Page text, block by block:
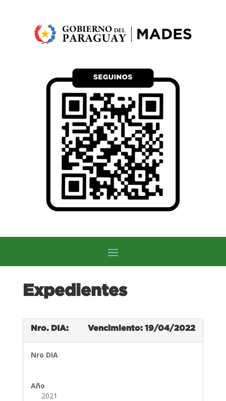
Expedientes
Nro. DIA: Vencimiento: 19/04/2022
Nro DIA
Año
2021